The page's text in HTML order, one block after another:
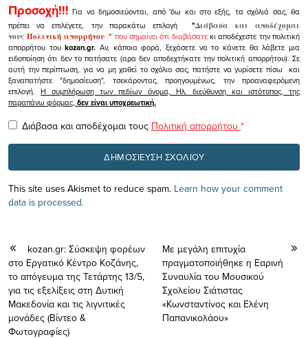
Προσοχή!!! Για να δημοσιεύονται, από 'δω και στο εξής, τα σχόλιά σας, θα
πρέπει να επιλέγετε, την παρακάτω επιλογή
"Διάβασα και αποδέχομαι
τουςΠολιτική απορρήτου" που σημαίνει ότι διαβάσατεκι αποδέχεστε την πολιτική
απορρήτου τουkozan.gr. Αν, κάποια φορά, ξεχάσετε να το κάνετε θα λάβετε μια
ειδοποίηση ότι δεν το πατήσατε (αρα δεν αποδεχτήκατε την πολιτική απορρήτου). Σε
αυτή την περίπτωση, για να μη χαθεί το σχόλιο σας, πατήστε να γυρίσετε πίσω και
ξαναπατήστε "δημοσίευση", τσεκάροντας, προηγουμένως, την προαναφερόμενη
επιλογή.Η συμπλήρωση των πεδίων όνομα, Ηλ. διεύθυνση και ιστότοπος, της
παραπάνω φόρμας, δεν είναι υποχρεωτική.
Διάβασα και αποδέχομαι τους Πολιτική απορρήτου *
This site uses Akismet to reduce spam. Learn how your comment
data is processed.
kozan.gr: Σύσκεψη φορέων
στο Εργατικό Κέντρο Κοζάνης,
το απόγευμα της Τετάρτης 13/5,
για τις εξελίξεις στη Δυτική
Μακεδονία και τις λιγνιτικές
μονάδες (Βίντεο &
Φωτογραφίες)
Με μεγάλη επιτυχία
πραγματοποιήθηκε η Εαρινή
Συναυλία του Μουσικού
Σχολείου Σιάτιστας
«Κωνσταντίνος και Ελένη
Παπανικολάου»